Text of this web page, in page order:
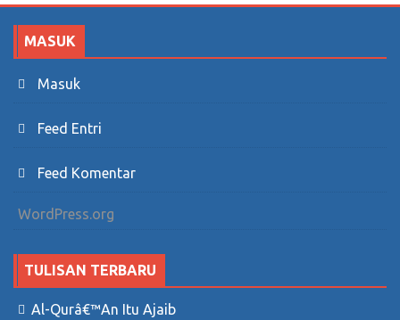
MASUK
Masuk
Feed Entri
Feed Komentar
WordPress.org
TULISAN TERBARU
Al-Qurâ€™an Itu Ajaib